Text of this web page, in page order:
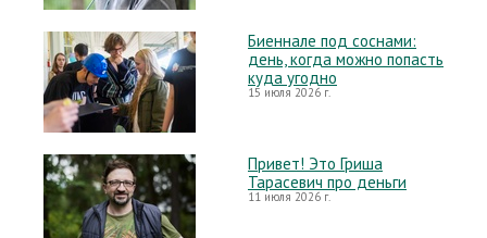
Биеннале под соснами:
день, когда можно попасть
куда угодно
15 июля 2026 г.
Привет! Это Гриша
Тарасевич про деньги
11 июля 2026 г.